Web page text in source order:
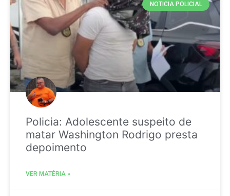
NOTICIA POLICIAL
Policia: Adolescente suspeito de
matar Washington Rodrigo presta
depoimento
VER MATÉRIA »